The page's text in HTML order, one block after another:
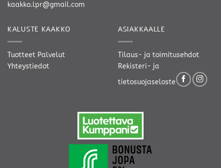
kaakko.lpr@gmail.com
KALUSTE KAAKKO
Tuotteet Palvelut
Yhteystiedot
ASIAKKAALLE
Tilaus- ja toimitusehdot
Rekisteri- ja
tietosuojaseloste